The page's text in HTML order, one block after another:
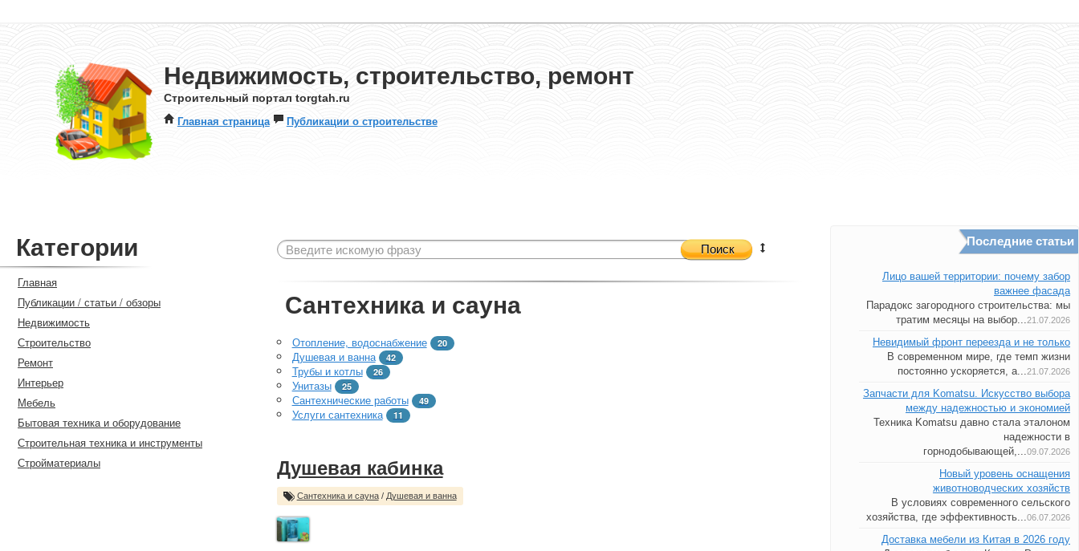
Недвижимость, строительство, ремонт
Строительный портал torgtah.ru
Главная страница Публикации о строительстве
Категории
Главная
Публикации / статьи / обзоры
Недвижимость
Строительство
Ремонт
Интерьер
Мебель
Бытовая техника и оборудование
Строительная техника и инструменты
Стройматериалы
Поиск
Сантехника и сауна
Отопление, водоснабжение 20
Душевая и ванна 42
Трубы и котлы 26
Унитазы 25
Сантехнические работы 49
Услуги сантехника 11
Душевая кабинка
Сантехника и сауна/ Душевая и ванна
Последние статьи
Лицо вашей территории: почему забор
важнее фасада
Парадокс загородного строительства: мы
тратим месяцы на выбор...21.07.2026
Невидимый фронт переезда и не только
В современном мире, где темп жизни
постоянно ускоряется, а...21.07.2026
Запчасти для Komatsu. Искусство выбора
между надежностью и экономией
Техника Komatsu давно стала эталоном
надежности в
горнодобывающей,...09.07.2026
Новый уровень оснащения
животноводческих хозяйств
В условиях современного сельского
хозяйства, где эффективность...06.07.2026
Доставка мебели из Китая в 2026 году